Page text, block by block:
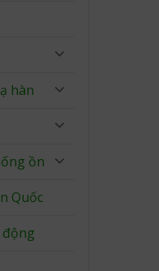
hàn
ồn
Quốc
động